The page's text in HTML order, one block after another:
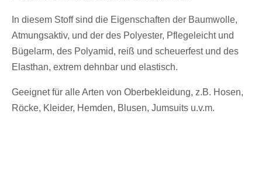
In diesem Stoff sind die Eigenschaften der Baumwolle,
Atmungsaktiv, und der des Polyester, Pflegeleicht und
Bügelarm, des Polyamid, reiß und scheuerfest und des
Elasthan, extrem dehnbar und elastisch.
Geeignet für alle Arten von Oberbekleidung, z.B. Hosen,
Röcke, Kleider, Hemden, Blusen, Jumsuits u.v.m.